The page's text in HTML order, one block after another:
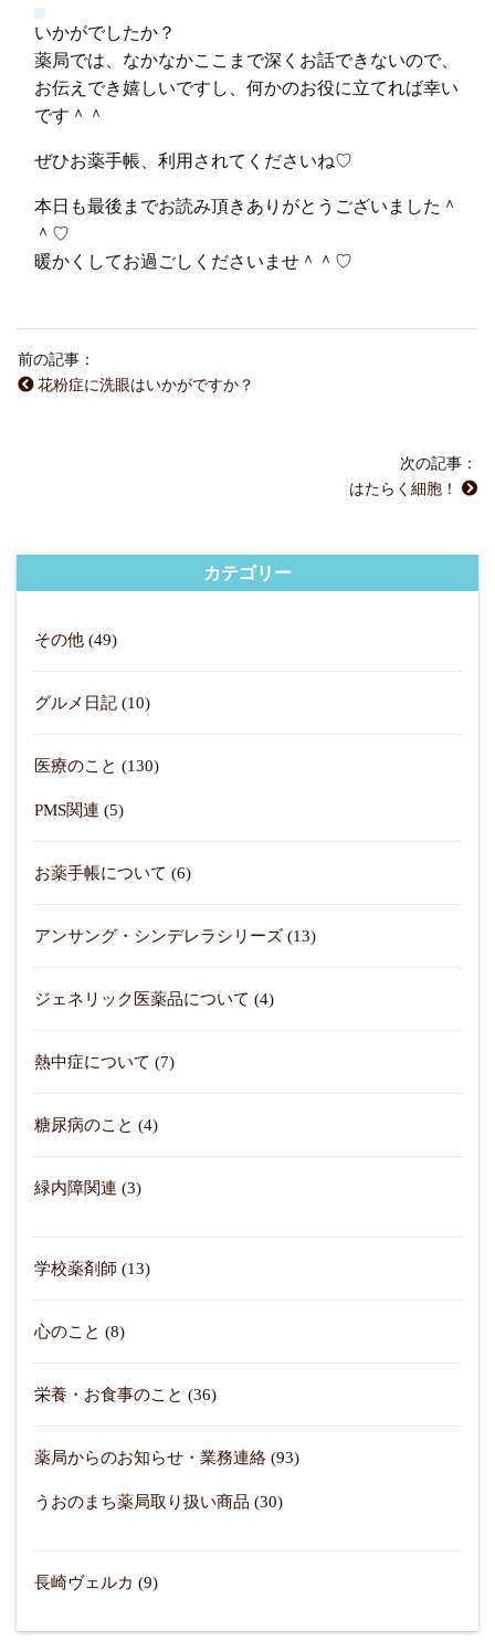
いかがでしたか？
薬局では、なかなかここまで深くお話できないので、
お伝えでき嬉しいですし、何かのお役に立てれば幸い
です＾＾
ぜひお薬手帳、利用されてくださいね♡
本日も最後までお読み頂きありがとうございました＾
＾♡
暖かくしてお過ごしくださいませ＾＾♡
前の記事：
花粉症に洗眼はいかがですか？
次の記事：
はたらく細胞！
カテゴリー
その他 (49)
グルメ日記 (10)
医療のこと (130)
PMS関連 (5)
お薬手帳について (6)
アンサング・シンデレラシリーズ (13)
ジェネリック医薬品について (4)
熱中症について (7)
糖尿病のこと (4)
緑内障関連 (3)
学校薬剤師 (13)
心のこと (8)
栄養・お食事のこと (36)
薬局からのお知らせ・業務連絡 (93)
うおのまち薬局取り扱い商品 (30)
長崎ヴェルカ (9)